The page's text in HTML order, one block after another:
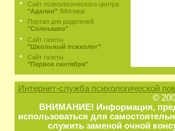
Сайт психологического центра
"Адалин" /Москва/
Портал для родителей
"Солнышко"
Сайт газеты
"Школьный психолог"
Сайт газеты
"Первое сентября"
Интернет-служба психологической
©
ВНИМАНИЕ! Информация,
использоваться для
служить заменой очной